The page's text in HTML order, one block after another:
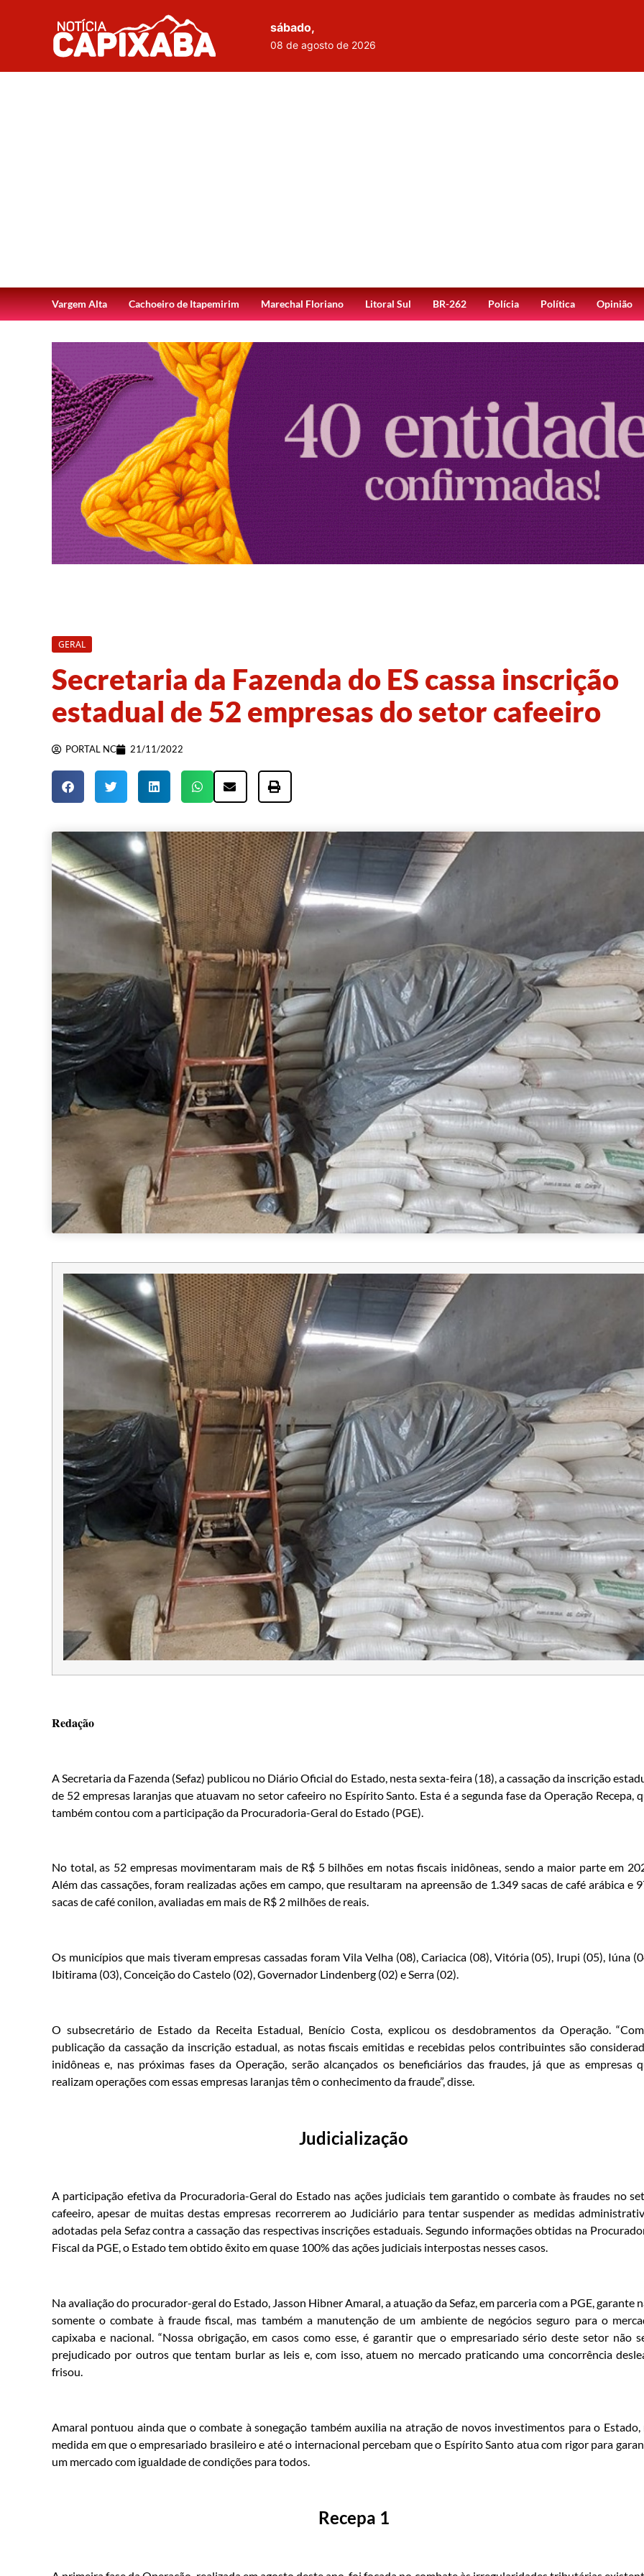
sábado,
08 de agosto de 2026
Vargem Alta Cachoeiro de Itapemirim Marechal Floriano Litoral Sul BR-262 Polícia Política Opinião
GERAL
Secretaria da Fazenda do ES cassa inscrição
estadual de 52 empresas do setor cafeeiro
PORTAL NC 21/11/2022
Redação
A Secretaria da Fazenda (Sefaz) publicou no Diário Oficial do Estado, nesta sexta-feira (18), a cassação da inscrição
de 52 empresas laranjas que atuavam no setor cafeeiro no Espírito Santo. Esta é a segunda fase da Operação Recepa,
também contou com a participação da Procuradoria-Geral do Estado (PGE).
No total, as 52 empresas movimentaram mais de R$ 5 bilhões em notas fiscais inidôneas, sendo a maior parte em
Além das cassações, foram realizadas ações em campo, que resultaram na apreensão de 1.349 sacas de café arábica e
sacas de café conilon, avaliadas em mais de R$ 2 milhões de reais.
Os municípios que mais tiveram empresas cassadas foram Vila Velha (08), Cariacica (08), Vitória (05), Irupi (05), Iúna
Ibitirama (03), Conceição do Castelo (02), Governador Lindenberg (02) e Serra (02).
O subsecretário de Estado da Receita Estadual, Benício Costa, explicou os desdobramentos da Operação.
publicação da cassação da inscrição estadual, as notas fiscais emitidas e recebidas pelos contribuintes são
inidôneas e, nas próximas fases da Operação, serão alcançados os beneficiários das fraudes, já que as empresas
realizam operações com essas empresas laranjas têm o conhecimento da fraude”, disse.
Judicialização
A participação efetiva da Procuradoria-Geral do Estado nas ações judiciais tem garantido o combate às fraudes no
cafeeiro, apesar de muitas destas empresas recorrerem ao Judiciário para tentar suspender as medidas
adotadas pela Sefaz contra a cassação das respectivas inscrições estaduais. Segundo informações obtidas na
Fiscal da PGE, o Estado tem obtido êxito em quase 100% das ações judiciais interpostas nesses casos.
Na avaliação do procurador-geral do Estado, Jasson Hibner Amaral, a atuação da Sefaz, em parceria com a PGE, garante
somente o combate à fraude fiscal, mas também a manutenção de um ambiente de negócios seguro para o
capixaba e nacional. “Nossa obrigação, em casos como esse, é garantir que o empresariado sério deste setor não
prejudicado por outros que tentam burlar as leis e, com isso, atuem no mercado praticando uma concorrência
frisou.
Amaral pontuou ainda que o combate à sonegação também auxilia na atração de novos investimentos para o Estado,
medida em que o empresariado brasileiro e até o internacional percebam que o Espírito Santo atua com rigor para
um mercado com igualdade de condições para todos.
Recepa 1